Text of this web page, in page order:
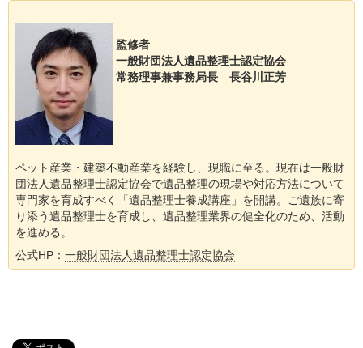
監修者
一般財団法人遺品整理士認定協会
常務理事兼事務局長 長谷川正芳
ペット産業・建築不動産業を経験し、現職に至る。現在は一般財
団法人遺品整理士認定協会で遺品整理の現場や対応方法について
専門家を育成すべく「遺品整理士養成講座」を開講。ご遺族に寄
り添う遺品整理士を育成し、遺品整理業界の健全化のため、活動
を進める。
公式HP： 一般財団法人遺品整理士認定協会